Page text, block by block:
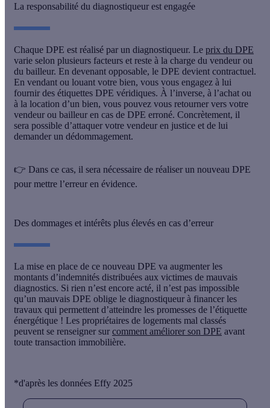
La responsabilité du diagnostiqueur est engagée
Chaque DPE est réalisé par un diagnostiqueur. Le prix du DPE
varie selon plusieurs facteurs et reste à la charge du vendeur ou
du bailleur. En devenant opposable, le DPE devient contractuel.
En vendant ou louant votre bien, vous vous engagez à lui
fournir des étiquettes DPE véridiques. À l’inverse, à l’achat ou
à la location d’un bien, vous pouvez vous retourner vers votre
vendeur ou bailleur en cas de DPE erroné. Concrètement, il
sera possible d’attaquer votre vendeur en justice et de lui
demander un dédommagement.
👉 Dans ce cas, il sera nécessaire de réaliser un nouveau DPE
pour mettre l’erreur en évidence.
Des dommages et intérêts plus élevés en cas d’erreur
La mise en place de ce nouveau DPE va augmenter les
montants d’indemnités distribuées aux victimes de mauvais
diagnostics. Si rien n’est encore acté, il n’est pas impossible
qu’un mauvais DPE oblige le diagnostiqueur à financer les
travaux qui permettent d’atteindre les promesses de l’étiquette
énergétique ! Les propriétaires de logements mal classés
peuvent se renseigner sur comment améliorer son DPE avant
toute transaction immobilière.
*d'après les données Effy 2025